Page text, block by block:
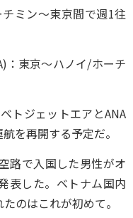
ミン～東京間で週1往
東京～ハノイ/ホーチ
トジェットエアとANA
を再開する予定だ。
路で入国した男性がオ
表した。ベトナム国内
のはこれが初めて。